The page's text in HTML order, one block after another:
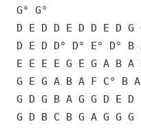
G° G°
D E D D E D D E D G
D E D D° D° E° D° B
E E E E G E G A B A
G E G A B A F C° B
G D G B A G G D E D
G D B C B G A G G G